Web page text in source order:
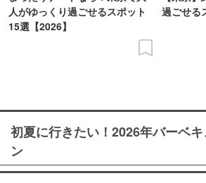
人がゆっくり過ごせるスポット
15選【2026】
過ごせる
初夏に行きたい！2026年バーベ
ン